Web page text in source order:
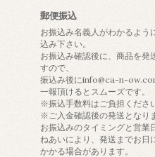
郵便振込
お振込み名義人がわかるよう
込み下さい。
お振込み確認後に、商品を発
すので、
振込み後にinfo@ca-n-
一報頂けるとスムーズです。
※振込手数料はご負担くださ
※ご入金確認後の発送となり
お振込みのタイミングと営業
ねあいにより、発送までお日
かかる場合があります。